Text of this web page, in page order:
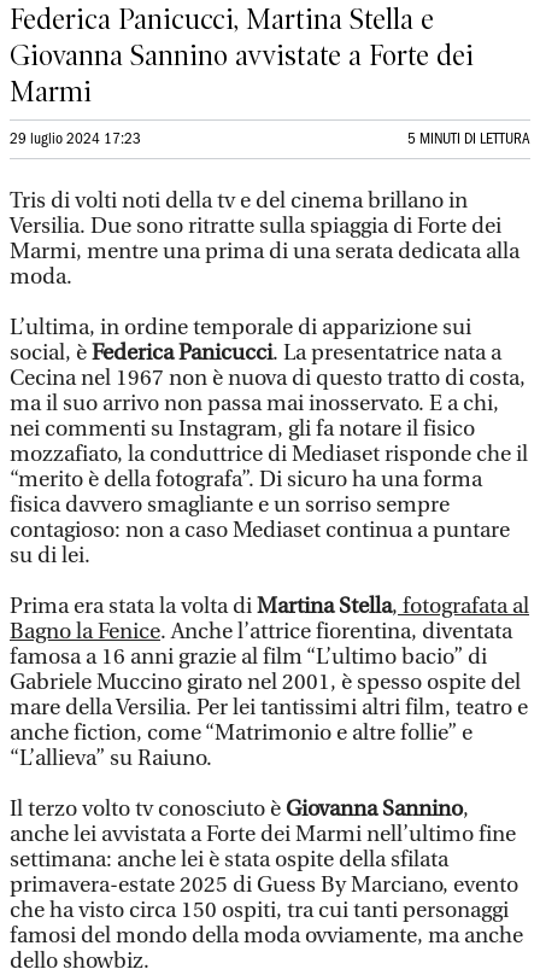
Federica Panicucci, Martina Stella e
Giovanna Sannino avvistate a Forte dei
Marmi
29 luglio 2024 17:23 5 MINUTI DI LETTURA
Tris di volti noti della tv e del cinema brillano in
Versilia. Due sono ritratte sulla spiaggia di Forte dei
Marmi, mentre una prima di una serata dedicata alla
moda.
L’ultima, in ordine temporale di apparizione sui
social, èFederica Panicucci. La presentatrice nata a
Cecina nel 1967 non è nuova di questo tratto di costa,
ma il suo arrivo non passa mai inosservato. E a chi,
nei commenti su Instagram, gli fa notare il fisico
mozzafiato, la conduttrice di Mediaset risponde che il
“merito è della fotografa”. Di sicuro ha una forma
fisica davvero smagliante e un sorriso sempre
contagioso: non a caso Mediaset continua a puntare
su di lei.
Prima era stata la volta diMartina Stella, fotografata al
Bagno la Fenice. Anche l’attrice fiorentina, diventata
famosa a 16 anni grazie al film “L’ultimo bacio” di
Gabriele Muccino girato nel 2001, è spesso ospite del
mare della Versilia. Per lei tantissimi altri film, teatro e
anche fiction, come “Matrimonio e altre follie” e
“L’allieva” su Raiuno.
Il terzo volto tv conosciuto èGiovanna Sannino,
anche lei avvistata a Forte dei Marmi nell’ultimo fine
settimana: anche lei è stata ospite della sfilata
primavera-estate 2025 di Guess By Marciano, evento
che ha visto circa 150 ospiti, tra cui tanti personaggi
famosi del mondo della moda ovviamente, ma anche
dello showbiz.